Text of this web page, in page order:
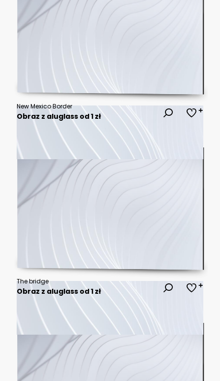
New Mexico Border
Obraz z aluglass od 1 zł
The bridge
Obraz z aluglass od 1 zł